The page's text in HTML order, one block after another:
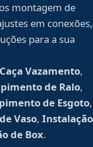
montagem de
em conexões,
para a sua
Caça Vazamento,
de Ralo,
de Esgoto,
Vaso, Instalação
de Box.